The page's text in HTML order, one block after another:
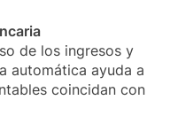
de los ingresos y
automática ayuda a
coincidan con